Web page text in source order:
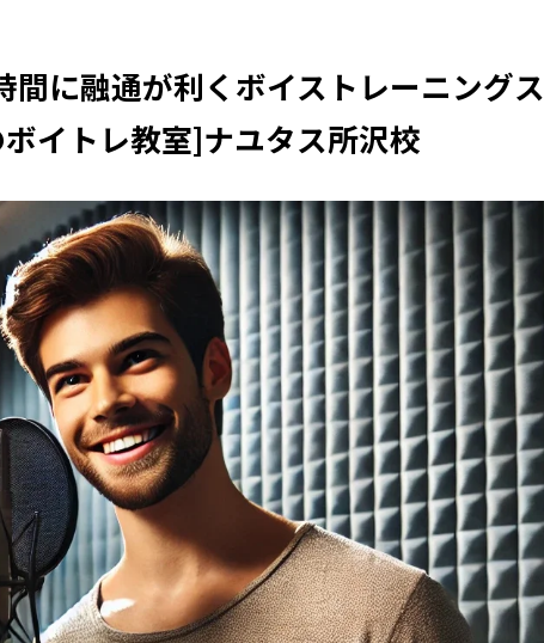
間に融通が利くボイストレーニングス
イトレ教室]ナユタス所沢校